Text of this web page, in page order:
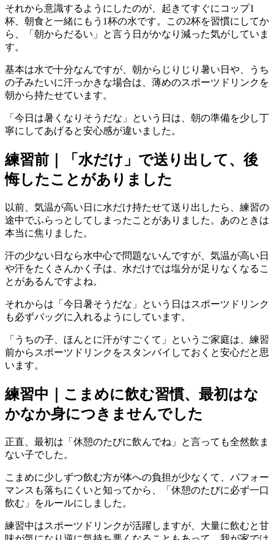
それから意識するようにしたのが、起きてすぐにコップ1
杯、朝食と一緒にもう1杯の水です。この2杯を習慣にしてか
ら、「朝からだるい」と言う日がかなり減った気がしていま
す。
基本は水で十分なんですが、朝からじりじり暑い日や、うち
の子みたいに汗っかきな場合は、薄めのスポーツドリンクを
朝から持たせています。
「今日は暑くなりそうだな」という日は、朝の準備を少し丁
寧にしてあげると安心感が違いました。
練習前｜「水だけ」で送り出して、後
悔したことがありました
以前、気温が高い日に水だけ持たせて送り出したら、練習の
途中でふらっとしてしまったことがありました。あのときは
本当に焦りました。
汗の少ない日なら水中心で問題ないんですが、気温が高い日
や汗をたくさんかく子は、水だけでは塩分が足りなくなるこ
とがあるんですよね。
それからは「今日暑そうだな」という日はスポーツドリンク
も必ずバッグに入れるようにしています。
「うちの子、ほんとに汗がすごくて」というご家庭は、練習
前からスポーツドリンクをスタンバイしておくと安心だと思
います。
練習中｜こまめに飲む習慣、最初はな
かなか身につきませんでした
正直、最初は「休憩のたびに飲んでね」と言っても全然飲ま
ない子でした。
こまめに少しずつ飲む方が体への負担が少なくて、パフォー
マンスも落ちにくいと知ってから、「休憩のたびに必ず一口
飲む」をルールにしました。
練習中はスポーツドリンクが活躍しますが、大量に飲むと甘